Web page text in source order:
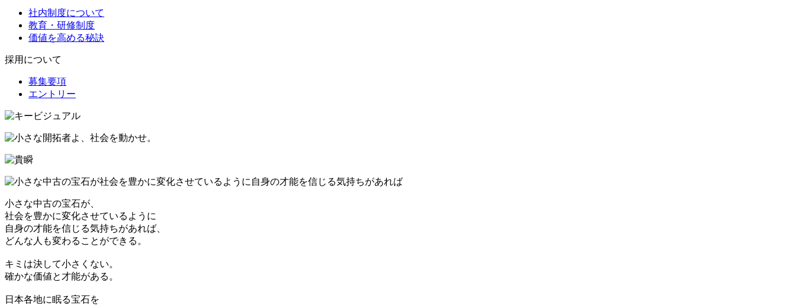
社内制度について
教育・研修制度
価値を高める秘訣
採用について
募集要項
エントリー
小さな中古の宝石が、
社会を豊かに変化させているように
自身の才能を信じる気持ちがあれば、
どんな人も変わることができる。
キミは決して小さくない。
確かな価値と才能がある。
日本各地に眠る宝石を